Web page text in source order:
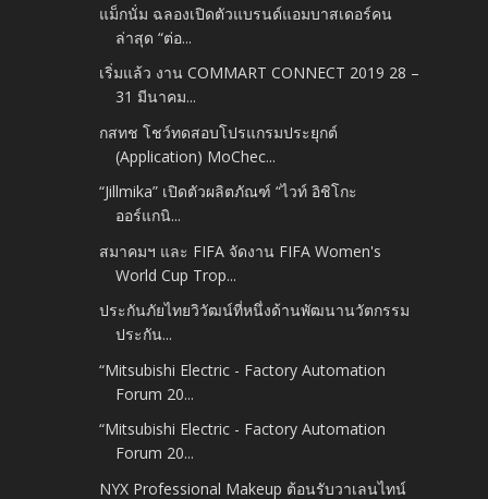
แม็กนั่ม ฉลองเปิดตัวแบรนด์แอมบาสเดอร์คน
ล่าสุด “ต่อ...
เริ่มแล้ว งาน COMMART CONNECT 2019 28 –
31 มีนาคม...
กสทช โชว์ทดสอบโปรแกรมประยุกต์
(Application) MoChec...
“Jillmika” เปิดตัวผลิตภัณฑ์ “ไวท์ อิชิโกะ
ออร์แกนิ...
สมาคมฯ และ FIFA จัดงาน FIFA Women's
World Cup Trop...
ประกันภัยไทยวิวัฒน์ที่หนึ่งด้านพัฒนานวัตกรรม
ประกัน...
“Mitsubishi Electric - Factory Automation
Forum 20...
“Mitsubishi Electric - Factory Automation
Forum 20...
NYX Professional Makeup ต้อนรับวาเลนไทน์